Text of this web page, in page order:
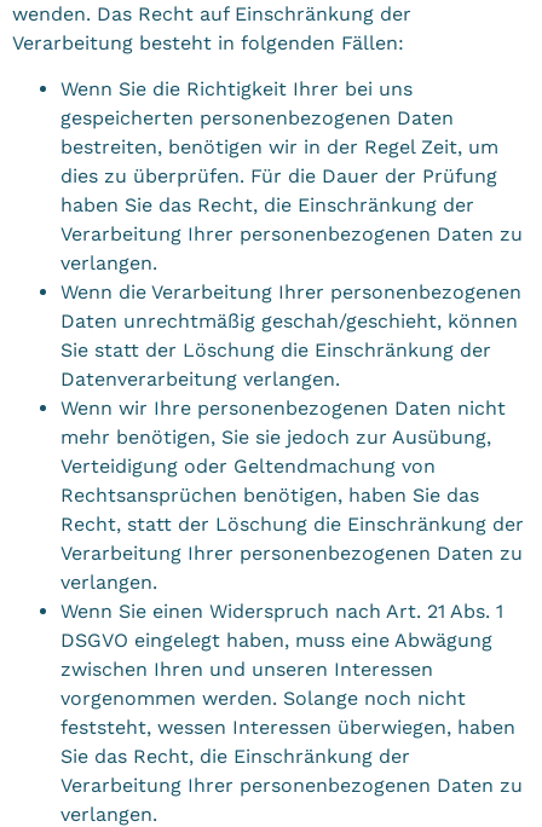
wenden. Das Recht auf Einschränkung der
Verarbeitung besteht in folgenden Fällen:
Wenn Sie die Richtigkeit Ihrer bei uns
gespeicherten personenbezogenen Daten
bestreiten, benötigen wir in der Regel Zeit, um
dies zu überprüfen. Für die Dauer der Prüfung
haben Sie das Recht, die Einschränkung der
Verarbeitung Ihrer personenbezogenen Daten zu
verlangen.
Wenn die Verarbeitung Ihrer personenbezogenen
Daten unrechtmäßig geschah/geschieht, können
Sie statt der Löschung die Einschränkung der
Datenverarbeitung verlangen.
Wenn wir Ihre personenbezogenen Daten nicht
mehr benötigen, Sie sie jedoch zur Ausübung,
Verteidigung oder Geltendmachung von
Rechtsansprüchen benötigen, haben Sie das
Recht, statt der Löschung die Einschränkung der
Verarbeitung Ihrer personenbezogenen Daten zu
verlangen.
Wenn Sie einen Widerspruch nach Art. 21 Abs. 1
DSGVO eingelegt haben, muss eine Abwägung
zwischen Ihren und unseren Interessen
vorgenommen werden. Solange noch nicht
feststeht, wessen Interessen überwiegen, haben
Sie das Recht, die Einschränkung der
Verarbeitung Ihrer personenbezogenen Daten zu
verlangen.